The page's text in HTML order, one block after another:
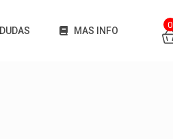
DUDAS MAS INFO
0